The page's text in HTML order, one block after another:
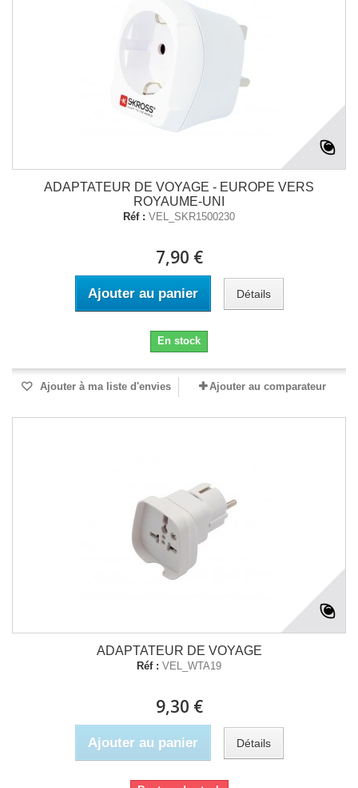
ADAPTATEUR DE VOYAGE - EUROPE VERS
ROYAUME-UNI
Réf : VEL_SKR1500230
7,90 €
Ajouter au panier Détails
En stock
Ajouter à ma liste d'envies Ajouter au comparateur
ADAPTATEUR DE VOYAGE
Réf : VEL_WTA19
9,30 €
Ajouter au panier Détails